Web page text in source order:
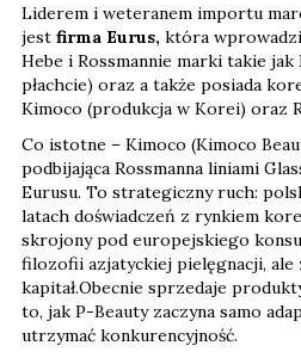
Liderem i weteranem importu
jest firma Eurus, która
Hebe i Rossmannie marki takie
płachcie) oraz a także posiada
Kimoco (produkcja w Korei) oraz
Co istotne – Kimoco (Kimoco
podbijająca Rossmanna liniami
Eurusu. To strategiczny ruch:
latach doświadczeń z rynkiem
skrojony pod europejskiego
filozofii azjatyckiej pielęgnacji,
kapitał.Obecnie sprzedaje
to, jak P-Beauty zaczyna samo
utrzymać konkurencyjność.